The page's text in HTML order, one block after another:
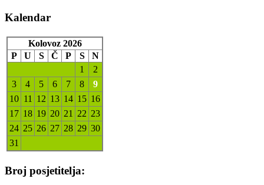
Kalendar
Kolovoz 2026
P
U S Č P S
N
1
2
3
4 5 6 7 8
9
10 11 12 13 14 15 16
17 18 19 20 21 22 23
24 25 26 27 28 29 30
31
Broj posjetitelja: